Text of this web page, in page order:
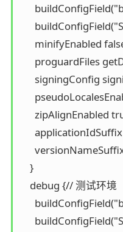
minifyEnabled
proguardFiles
signingConfig
    }
    debug {// 测试环境